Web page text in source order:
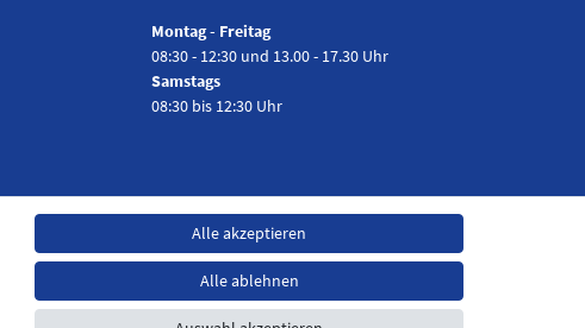
Montag - Freitag
08:30 - 12:30 und 13.00 - 17.30 Uhr
Samstags
08:30 bis 12:30 Uhr
Alle akzeptieren
Alle ablehnen